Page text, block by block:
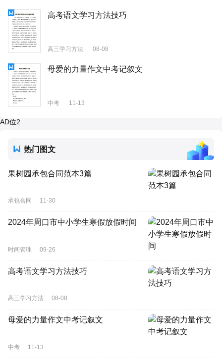
高考语文学习方法技巧
高三学习方法 08-08
母爱的力量作文中考记叙文
中考 11-13
AD位2
热门图文
果树园承包合同范本3篇
承包合同 11-30
2024年周口市中小学生寒假放假时间
时间管理 09-26
高考语文学习方法技巧
高三学习方法 08-08
母爱的力量作文中考记叙文
中考 11-13